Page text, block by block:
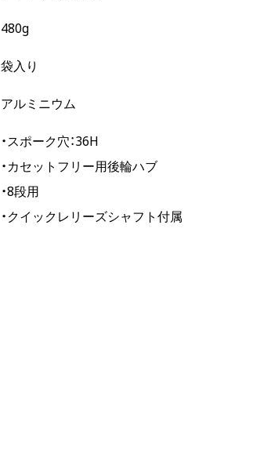
480g
袋入り
アルミニウム
・スポーク穴：36H
・カセットフリー用後輪ハブ
・8段用
・クイックレリーズシャフト付属